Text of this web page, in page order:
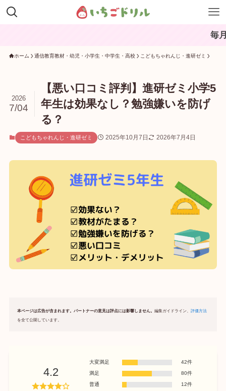
毎月コンテンツ
ホーム 通信教育教材・幼児・小学生・中学生・高校 こどもちゃれんじ・進研ゼミ
【悪い口コミ評判】進研ゼミ小学5
年生は効果なし？勉強嫌いを防げ
る？
2026
7/04
こどもちゃれんじ・進研ゼミ 2025年10月7日 2026年7月4日
本ページは広告が含まれます。パートナーの意見は評点には影響しません。 編集ガイドライン、 評価方法
を全て公開しています。
4.2
大変満足
42件
満足
80件
普通
12件